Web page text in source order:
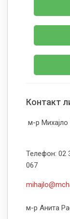
Контакт
м-р
Телефон: 02
м-р Анита